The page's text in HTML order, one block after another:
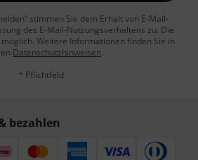
stimmen Sie dem Erhalt von E-Mail-
des E-Mail-Nutzungsverhaltens zu. Die
Weitere Informationen finden Sie in
Datenschutzhinweisen.
* Pflichtfeld
bezahlen